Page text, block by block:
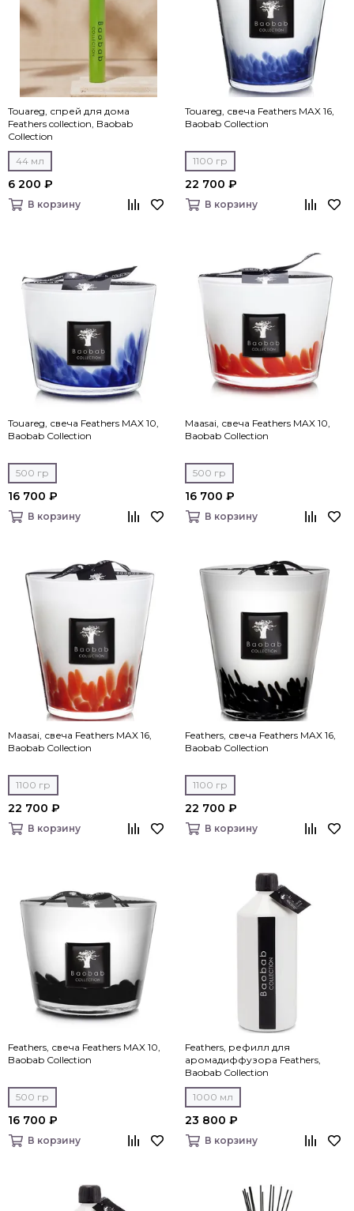
Touareg, спрей для дома
Feathers collection, Baobab
Collection
44 мл
6 200 ₽
В корзину
Touareg, свеча Feathers MAX 16,
Baobab Collection
1100 гр
22 700 ₽
В корзину
Touareg, свеча Feathers MAX 10,
Baobab Collection
500 гр
16 700 ₽
В корзину
Maasai, свеча Feathers MAX 10,
Baobab Collection
500 гр
16 700 ₽
В корзину
Maasai, свеча Feathers MAX 16,
Baobab Collection
1100 гр
22 700 ₽
В корзину
Feathers, свеча Feathers MAX 16,
Baobab Collection
1100 гр
22 700 ₽
В корзину
Feathers, свеча Feathers MAX 10,
Baobab Collection
500 гр
16 700 ₽
В корзину
Feathers, рефилл для
аромадиффузора Feathers,
Baobab Collection
1000 мл
23 800 ₽
В корзину